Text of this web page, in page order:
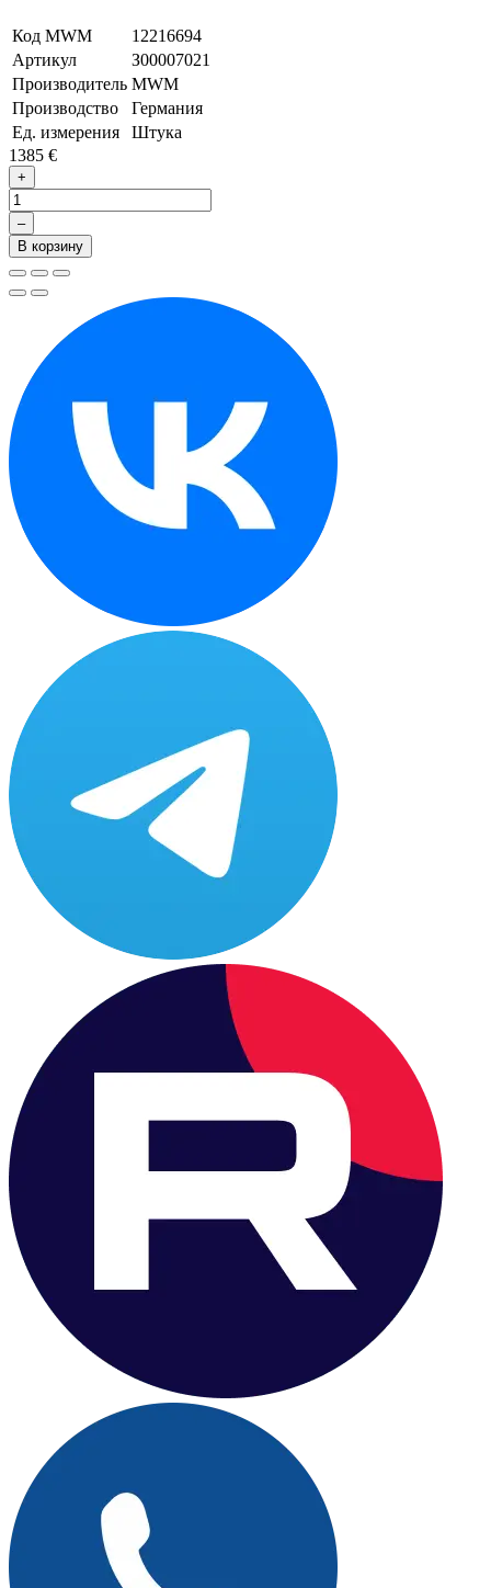
Код MWM
12216694
Артикул
З00007021
Производитель MWM
Производство
Германия
Ед. измерения
Штука
1385 €
+
–
В корзину